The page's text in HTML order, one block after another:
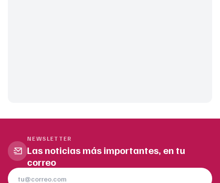
NEWSLETTER
Las noticias más importantes, en tu
correo